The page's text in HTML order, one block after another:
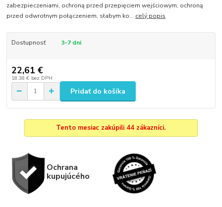
zabezpieczeniami, ochroną przed przepięciem wejściowym, ochroną
przed odwrotnym połączeniem, słabym ko... celý popis
Dostupnosť 3-7 dni
22,61 €
18,38 € bez DPH
Pridať do košíka
Tento mesiac zakúpili 44 zákazníci.
Ochrana
kupujúcého